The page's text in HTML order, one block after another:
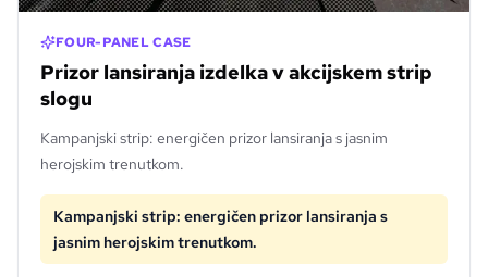
FOUR-PANEL CASE
Prizor lansiranja izdelka v akcijskem strip
slogu
Kampanjski strip: energičen prizor lansiranja s jasnim
herojskim trenutkom.
Kampanjski strip: energičen prizor lansiranja s
jasnim herojskim trenutkom.